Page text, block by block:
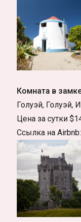
Комната в
Голуэй, Голуэй,
Цена за сутки
Ссылка на